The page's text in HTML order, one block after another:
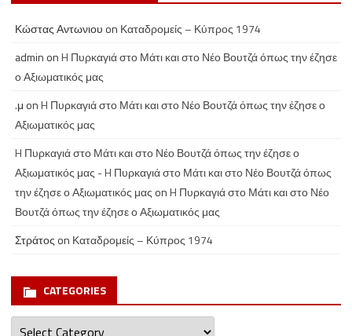
Κώστας Αντωνιου on Καταδρομείς – Κύπρος 1974
admin onH Πυρκαγιά στο Μάτι και στο Νέο Βουτζά όπως την έζησε
ο Αξιωματικός μας
.μ onH Πυρκαγιά στο Μάτι και στο Νέο Βουτζά όπως την έζησε ο
Αξιωματικός μας
H Πυρκαγιά στο Μάτι και στο Νέο Βουτζά όπως την έζησε ο
Αξιωματικός μας - H Πυρκαγιά στο Μάτι και στο Νέο Βουτζά όπως
την έζησε ο Αξιωματικός μαςonH Πυρκαγιά στο Μάτι και στο Νέο
Βουτζά όπως την έζησε ο Αξιωματικός μας
Στράτοςon Καταδρομείς – Κύπρος 1974
CATEGORIES
Categories